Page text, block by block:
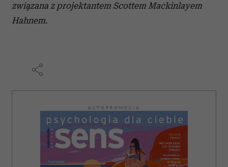
związana z projektantem Scottem Mackinlayem
Hahnem.
AUTOPROMOCJA